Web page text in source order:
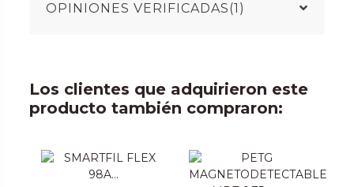
OPINIONES VERIFICADAS(1)
Los clientes que adquirieron este
producto también compraron: